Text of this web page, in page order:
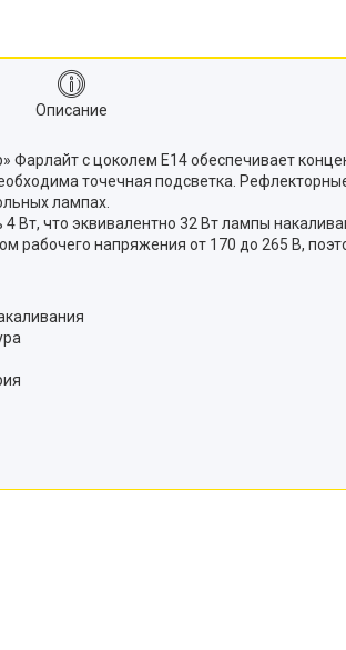
Описание
Фарлайт с цоколем Е14 обеспечивает
точечная подсветка.
лампах.
Вт, что эквивалентно 32 Вт лампы
рабочего напряжения от 170 до 265 В,